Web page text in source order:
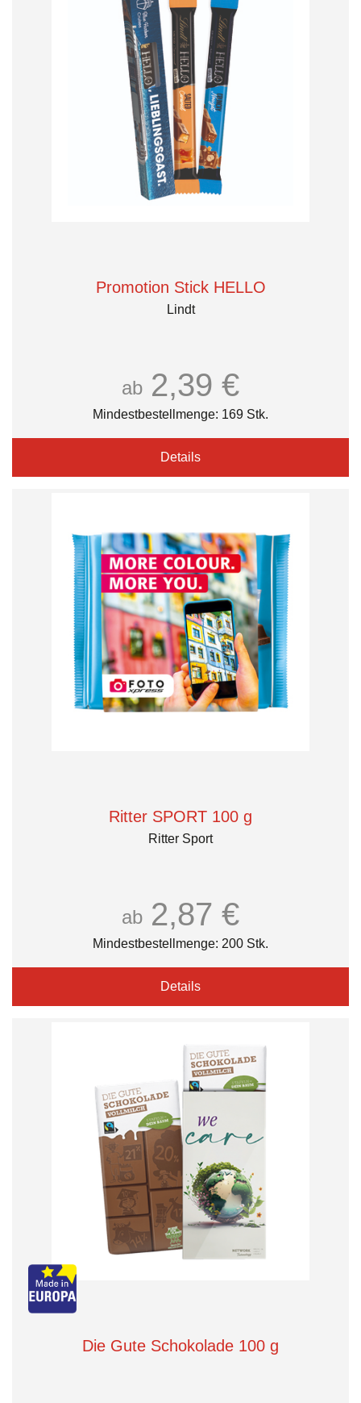
Promotion Stick HELLO
Lindt
ab 2,39 €
Mindestbestellmenge: 169 Stk.
Details
Ritter SPORT 100 g
Ritter Sport
ab 2,87 €
Mindestbestellmenge: 200 Stk.
Details
Die Gute Schokolade 100 g